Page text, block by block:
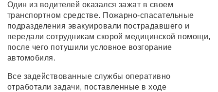
Один из водителей оказался зажат в своем
транспортном средстве. Пожарно-спасательные
подразделения эвакуировали пострадавшего и
передали сотрудникам скорой медицинской помощи,
после чего потушили условное возгорание
автомобиля.
Все задействованные службы оперативно
отработали задачи, поставленные в ходе